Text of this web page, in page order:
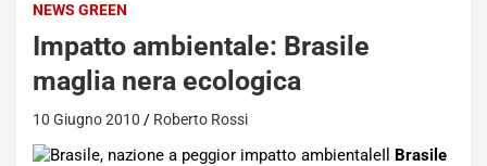
NEWS GREEN
Impatto ambientale: Brasile
maglia nera ecologica
10 Giugno 2010 Roberto Rossi
Il Brasile